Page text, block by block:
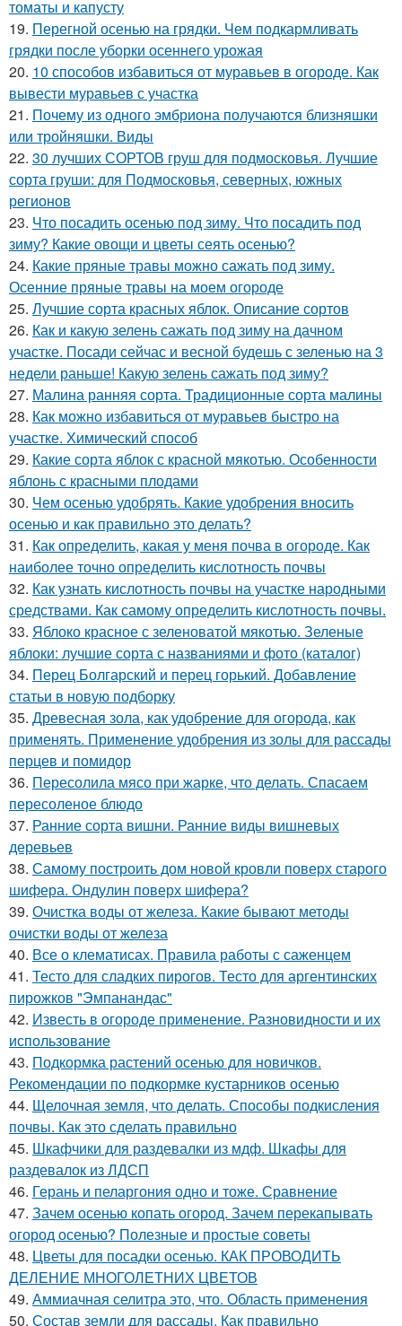
томаты и капусту
19. Перегной осенью на грядки. Чем подкармливать
грядки после уборки осеннего урожая
20. 10 способов избавиться от муравьев в огороде. Как
вывести муравьев с участка
21. Почему из одного эмбриона получаются близняшки
или тройняшки. Виды
22. 30 лучших СОРТОВ груш для подмосковья. Лучшие
сорта груши: для Подмосковья, северных, южных
регионов
23. Что посадить осенью под зиму. Что посадить под
зиму? Какие овощи и цветы сеять осенью?
24. Какие пряные травы можно сажать под зиму.
Осенние пряные травы на моем огороде
25. Лучшие сорта красных яблок. Описание сортов
26. Как и какую зелень сажать под зиму на дачном
участке. Посади сейчас и весной будешь с зеленью на 3
недели раньше! Какую зелень сажать под зиму?
27. Малина ранняя сорта. Традиционные сорта малины
28. Как можно избавиться от муравьев быстро на
участке. Химический способ
29. Какие сорта яблок с красной мякотью. Особенности
яблонь с красными плодами
30. Чем осенью удобрять. Какие удобрения вносить
осенью и как правильно это делать?
31. Как определить, какая у меня почва в огороде. Как
наиболее точно определить кислотность почвы
32. Как узнать кислотность почвы на участке народными
средствами. Как самому определить кислотность почвы.
33. Яблоко красное с зеленоватой мякотью. Зеленые
яблоки: лучшие сорта с названиями и фото (каталог)
34. Перец Болгарский и перец горький. Добавление
статьи в новую подборку
35. Древесная зола, как удобрение для огорода, как
применять. Применение удобрения из золы для рассады
перцев и помидор
36. Пересолила мясо при жарке, что делать. Спасаем
пересоленое блюдо
37. Ранние сорта вишни. Ранние виды вишневых
деревьев
38. Самому построить дом новой кровли поверх старого
шифера. Ондулин поверх шифера?
39. Очистка воды от железа. Какие бывают методы
очистки воды от железа
40. Все о клематисах. Правила работы с саженцем
41. Тесто для сладких пирогов. Тесто для аргентинских
пирожков "Эмпанандас"
42. Известь в огороде применение. Разновидности и их
использование
43. Подкормка растений осенью для новичков.
Рекомендации по подкормке кустарников осенью
44. Щелочная земля, что делать. Способы подкисления
почвы. Как это сделать правильно
45. Шкафчики для раздевалки из мдф. Шкафы для
раздевалок из ЛДСП
46. Герань и пеларгония одно и тоже. Сравнение
47. Зачем осенью копать огород. Зачем перекапывать
огород осенью? Полезные и простые советы
48. Цветы для посадки осенью. КАК ПРОВОДИТЬ
ДЕЛЕНИЕ МНОГОЛЕТНИХ ЦВЕТОВ
49. Аммиачная селитра это, что. Область применения
50. Состав земли для рассады. Как правильно